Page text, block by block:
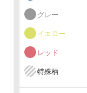
グレー
イエロー
レッド
特殊柄